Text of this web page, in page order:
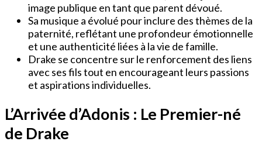
image publique en tant que parent dévoué.
Sa musique a évolué pour inclure des thèmes de la
paternité, reflétant une profondeur émotionnelle
et une authenticité liées à la vie de famille.
Drake se concentre sur le renforcement des liens
avec ses fils tout en encourageant leurs passions
et aspirations individuelles.
L’Arrivée d’Adonis : Le Premier-né
de Drake